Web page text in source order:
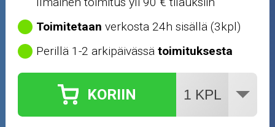
Toimitetaan verkosta 24h sisällä (3kpl)
Perillä 1-2 arkipäivässätoimituksesta
KORIIN